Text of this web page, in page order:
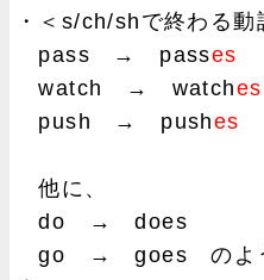
・＜s/ch/shで終わる動
pass → passes
watch → watches
push → pushes
他に、
do → does
go → goes のよう